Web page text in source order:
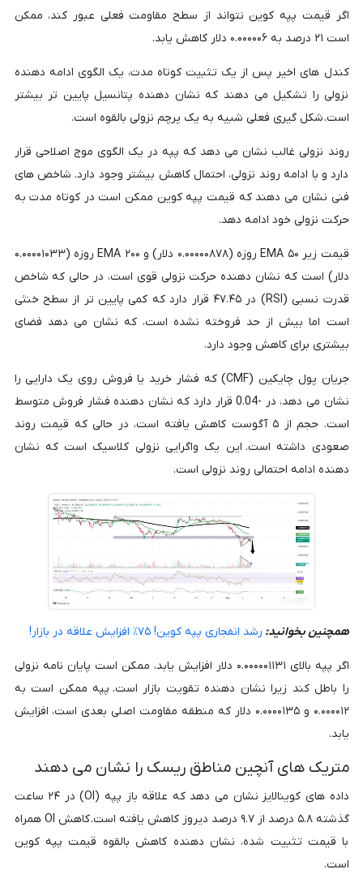
اگر قیمت پپه کوین نتواند از سطح مقاومت فعلی عبور کند، ممکن
است ۲۱ درصد به ۰.۰۰۰۰۰۶ دلار کاهش یابد.
کندل های اخیر پس از یک تثبیت کوتاه مدت، یک الگوی ادامه دهنده
نزولی را تشکیل می دهند که نشان دهنده پتانسیل پایین تر بیشتر
است. شکل گیری فعلی شبیه به یک پرچم نزولی بالقوه است.
روند نزولی غالب نشان می دهد که پپه در یک الگوی موج اصلاحی قرار
دارد و با ادامه روند نزولی، احتمال کاهش بیشتر وجود دارد. شاخص های
فنی نشان می دهند که قیمت پپه کوین ممکن است در کوتاه مدت به
حرکت نزولی خود ادامه دهد.
قیمت زیر EMA ۵۰ روزه (۰.۰۰۰۰۰۸۷۸ دلار) و EMA ۲۰۰ روزه (۰.۰۰۰۰۱۰۳۳
دلار) است که نشان دهنده حرکت نزولی قوی است، در حالی که شاخص
قدرت نسبی (RSI) در ۴۷.۴۵ قرار دارد که کمی پایین تر از سطح خنثی
است اما بیش از حد فروخته نشده است، که نشان می دهد فضای
بیشتری برای کاهش وجود دارد.
جریان پول چایکین (CMF) که فشار خرید یا فروش روی یک دارایی را
نشان می دهد، در -0.04 قرار دارد که نشان دهنده فشار فروش متوسط
است. حجم از ۵ آگوست کاهش یافته است، در حالی که قیمت روند
صعودی داشته است. این یک واگرایی نزولی کلاسیک است که نشان
دهنده ادامه احتمالی روند نزولی است.
همچنین بخوانید: رشد انفجاری پپه کوین! ۷۵٪ افزایش علاقه در بازار!
اگر پپه بالای ۰.۰۰۰۰۰۱۱۳۱ دلار افزایش یابد، ممکن است پایان نامه نزولی
را باطل کند زیرا نشان دهنده تقویت بازار است. پپه ممکن است به
۰.۰۰۰۰۱۲ و ۰.۰۰۰۰۱۳۵ دلار که منطقه مقاومت اصلی بعدی است، افزایش
یابد.
متریک های آنچین مناطق ریسک را نشان می دهند
داده های کوینالایز نشان می دهد که علاقه باز پپه (OI) در ۲۴ ساعت
گذشته ۵.۸ درصد از ۹.۷ درصد دیروز کاهش یافته است. کاهش OI همراه
با قیمت تثبیت شده، نشان دهنده کاهش بالقوه قیمت پپه کوین
است.